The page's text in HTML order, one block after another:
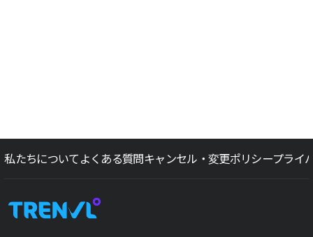
私たちについてよくある質問キャンセル・変更ポリシープライ